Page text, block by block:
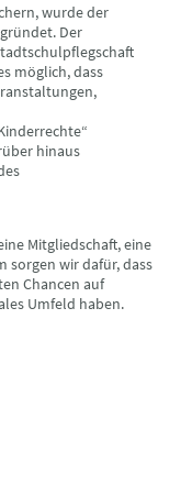
wurde der
Der
möglich, dass
hinaus
Mitgliedschaft, eine
sorgen wir dafür, dass
Chancen auf
Umfeld haben.